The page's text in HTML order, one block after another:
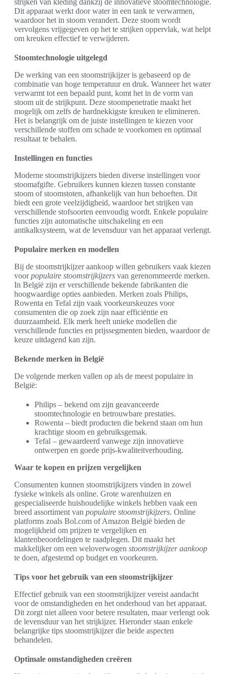
strijken van kleding dankzij de innovatieve stoomtechnologie.
Dit apparaat werkt door water in een tank te verwarmen,
waardoor het in stoom verandert. Deze stoom wordt
vervolgens vrijgegeven op het te strijken oppervlak, wat helpt
om kreuken effectief te verwijderen.
Stoomtechnologie uitgelegd
De werking van een stoomstrijkijzer is gebaseerd op de
combinatie van hoge temperatuur en druk. Wanneer het water
verwarmt tot een bepaald punt, komt het in de vorm van
stoom uit de strijkpunt. Deze stoompenetratie maakt het
mogelijk om zelfs de hardnekkigste kreuken te elimineren.
Het is belangrijk om de juiste instellingen te kiezen voor
verschillende stoffen om schade te voorkomen en optimaal
resultaat te behalen.
Instellingen en functies
Moderne stoomstrijkijzers bieden diverse instellingen voor
stoomafgifte. Gebruikers kunnen kiezen tussen constante
stoom of stoomstoten, afhankelijk van hun behoeften. Dit
biedt een grote veelzijdigheid, waardoor het strijken van
verschillende stofsoorten eenvoudig wordt. Enkele populaire
functies zijn automatische uitschakeling en een
antikalksysteem, wat de levensduur van het apparaat verlengt.
Populaire merken en modellen
Bij de stoomstrijkijzer aankoop willen gebruikers vaak kiezen
voorpopulaire stoomstrijkijzers van gerenommeerde merken.
In België zijn er verschillende bekende fabrikanten die
hoogwaardige opties aanbieden. Merken zoals Philips,
Rowenta en Tefal zijn vaak voorkeurskeuzes voor
consumenten die op zoek zijn naar efficiëntie en
duurzaamheid. Elk merk heeft unieke modellen die
verschillende functies en prijssegmenten bieden, waardoor de
keuze uitdagend kan zijn.
Bekende merken in België
De volgende merken vallen op als de meest populaire in
België:
Philips – bekend om zijn geavanceerde
stoomtechnologie en betrouwbare prestaties.
Rowenta – biedt producten die bekend staan om hun
krachtige stoom en gebruiksgemak.
Tefal – gewaardeerd vanwege zijn innovatieve
ontwerpen en goede prijs-kwaliteitverhouding.
Waar te kopen en prijzen vergelijken
Consumenten kunnen stoomstrijkijzers vinden in zowel
fysieke winkels als online. Grote warenhuizen en
gespecialiseerde huishoudelijke winkels hebben vaak een
breed assortiment van populaire stoomstrijkijzers. Online
platforms zoals Bol.com of Amazon België bieden de
mogelijkheid om prijzen te vergelijken en
klantenbeoordelingen te raadplegen. Dit maakt het
makkelijker om een weloverwogen stoomstrijkijzer aankoop
te doen, afgestemd op budget en voorkeuren.
Tips voor het gebruik van een stoomstrijkijzer
Effectief gebruik van een stoomstrijkijzer vereist aandacht
voor de omstandigheden en het onderhoud van het apparaat.
Dit zorgt niet alleen voor betere resultaten, maar verlengt ook
de levensduur van het strijkijzer. Hieronder staan enkele
belangrijke tips stoomstrijkijzer die beide aspecten
behandelen.
Optimale omstandigheden creëren